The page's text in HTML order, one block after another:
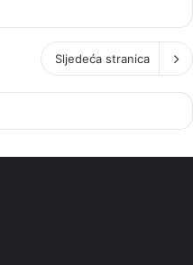
Sljedeća stranica